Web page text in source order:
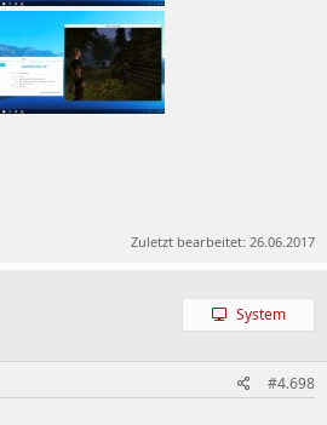
Zuletzt bearbeitet: 26.06.2017
System
#4.698